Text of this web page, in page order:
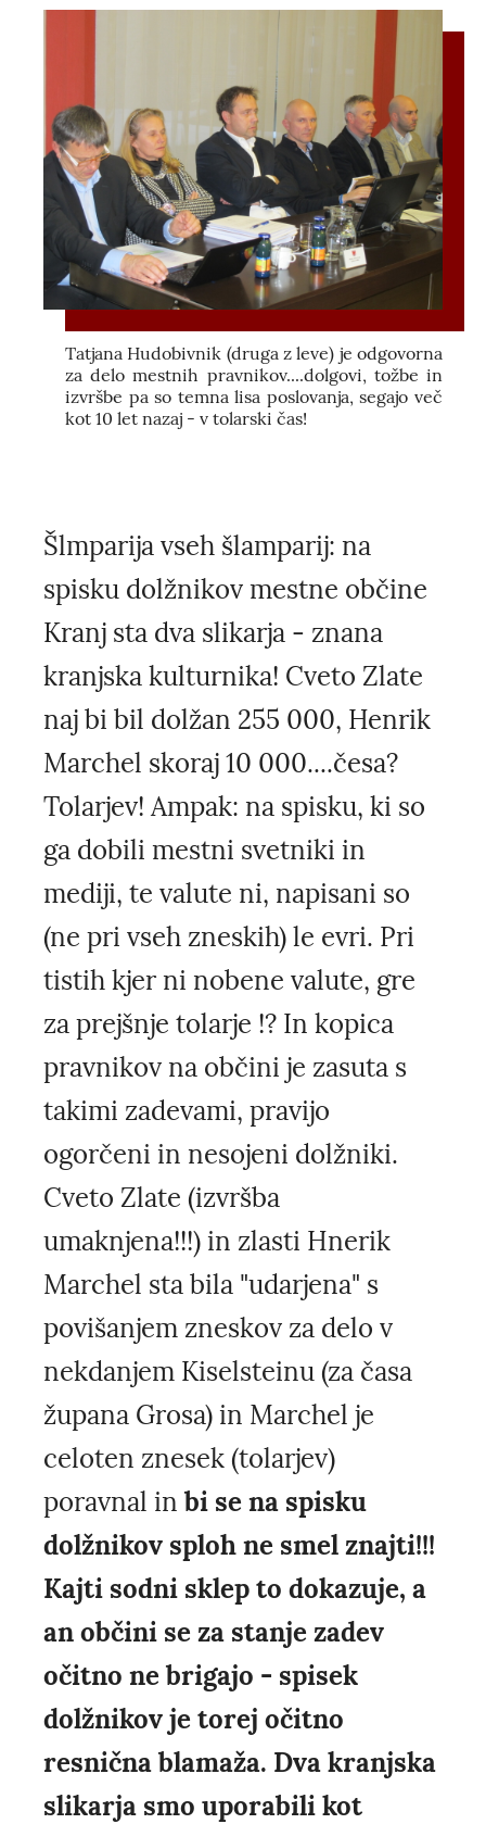
Tatjana Hudobivnik (druga z leve) je odgovorna
za delo mestnih pravnikov....dolgovi, tožbe in
izvršbe pa so temna lisa poslovanja, segajo več
kot 10 let nazaj - v tolarski čas!
Šlmparija vseh šlamparij: na
spisku dolžnikov mestne občine
Kranj sta dva slikarja - znana
kranjska kulturnika! Cveto Zlate
naj bi bil dolžan 255 000, Henrik
Marchel skoraj 10 000....česa?
Tolarjev! Ampak: na spisku, ki so
ga dobili mestni svetniki in
mediji, te valute ni, napisani so
(ne pri vseh zneskih) le evri. Pri
tistih kjer ni nobene valute, gre
za prejšnje tolarje !? In kopica
pravnikov na občini je zasuta s
takimi zadevami, pravijo
ogorčeni in nesojeni dolžniki.
Cveto Zlate (izvršba
umaknjena!!!) in zlasti Hnerik
Marchel sta bila "udarjena" s
povišanjem zneskov za delo v
nekdanjem Kiselsteinu (za časa
župana Grosa) in Marchel je
celoten znesek (tolarjev)
poravnal in bi se na spisku
dolžnikov sploh ne smel znajti!!!
Kajti sodni sklep to dokazuje, a
an občini se za stanje zadev
očitno ne brigajo - spisek
dolžnikov je torej očitno
resnična blamaža. Dva kranjska
slikarja smo uporabili kot